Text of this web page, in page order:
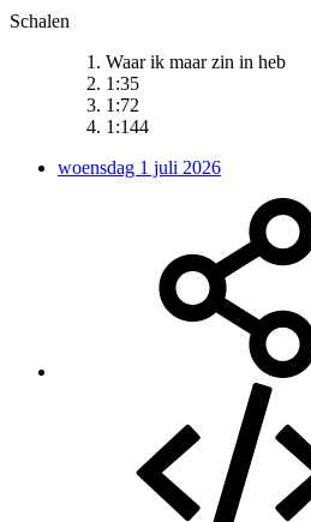
Schalen
Waar ik maar zin in heb
1:35
1:72
1:144
woensdag 1 juli 2026